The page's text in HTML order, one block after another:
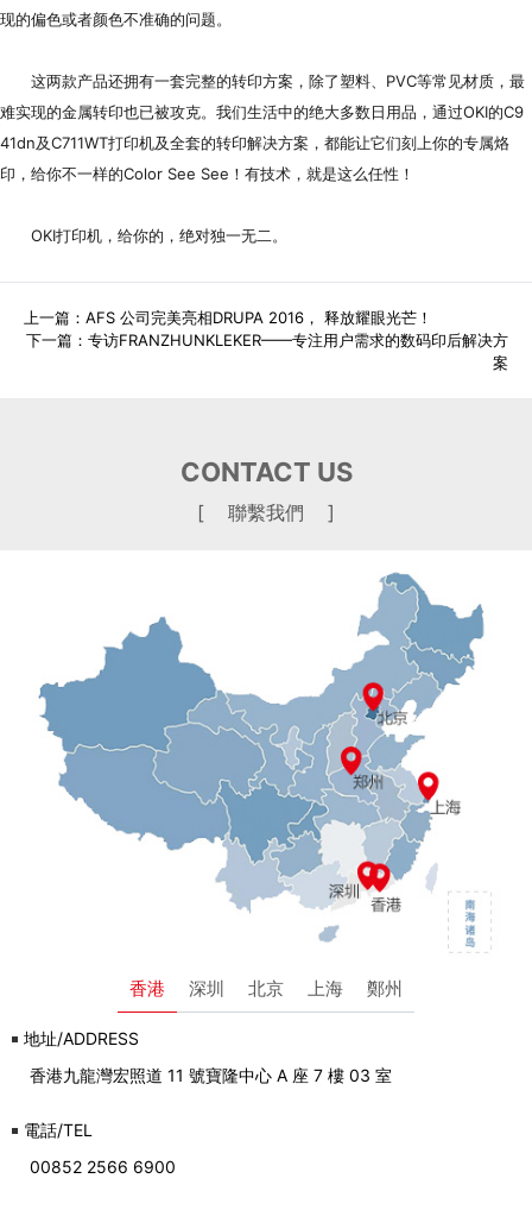
现的偏色或者颜色不准确的问题。
这两款产品还拥有一套完整的转印方案，除了塑料、PVC等常见材质，最
难实现的金属转印也已被攻克。我们生活中的绝大多数日用品，通过OKI的C9
41dn及C711WT打印机及全套的转印解决方案，都能让它们刻上你的专属烙
印，给你不一样的Color See See！有技术，就是这么任性！
OKI打印机，给你的，绝对独一无二。
上一篇： AFS 公司完美亮相DRUPA 2016， 释放耀眼光芒！
下一篇： 专访FRANZHUNKLEKER——专注用户需求的数码印后解决方
案
CONTACT US
[ 聯繫我們 ]
香港 深圳 北京 上海 鄭州
地址/ADDRESS
香港九龍灣宏照道 11 號寶隆中心 A 座 7 樓 03 室
電話/TEL
00852 2566 6900